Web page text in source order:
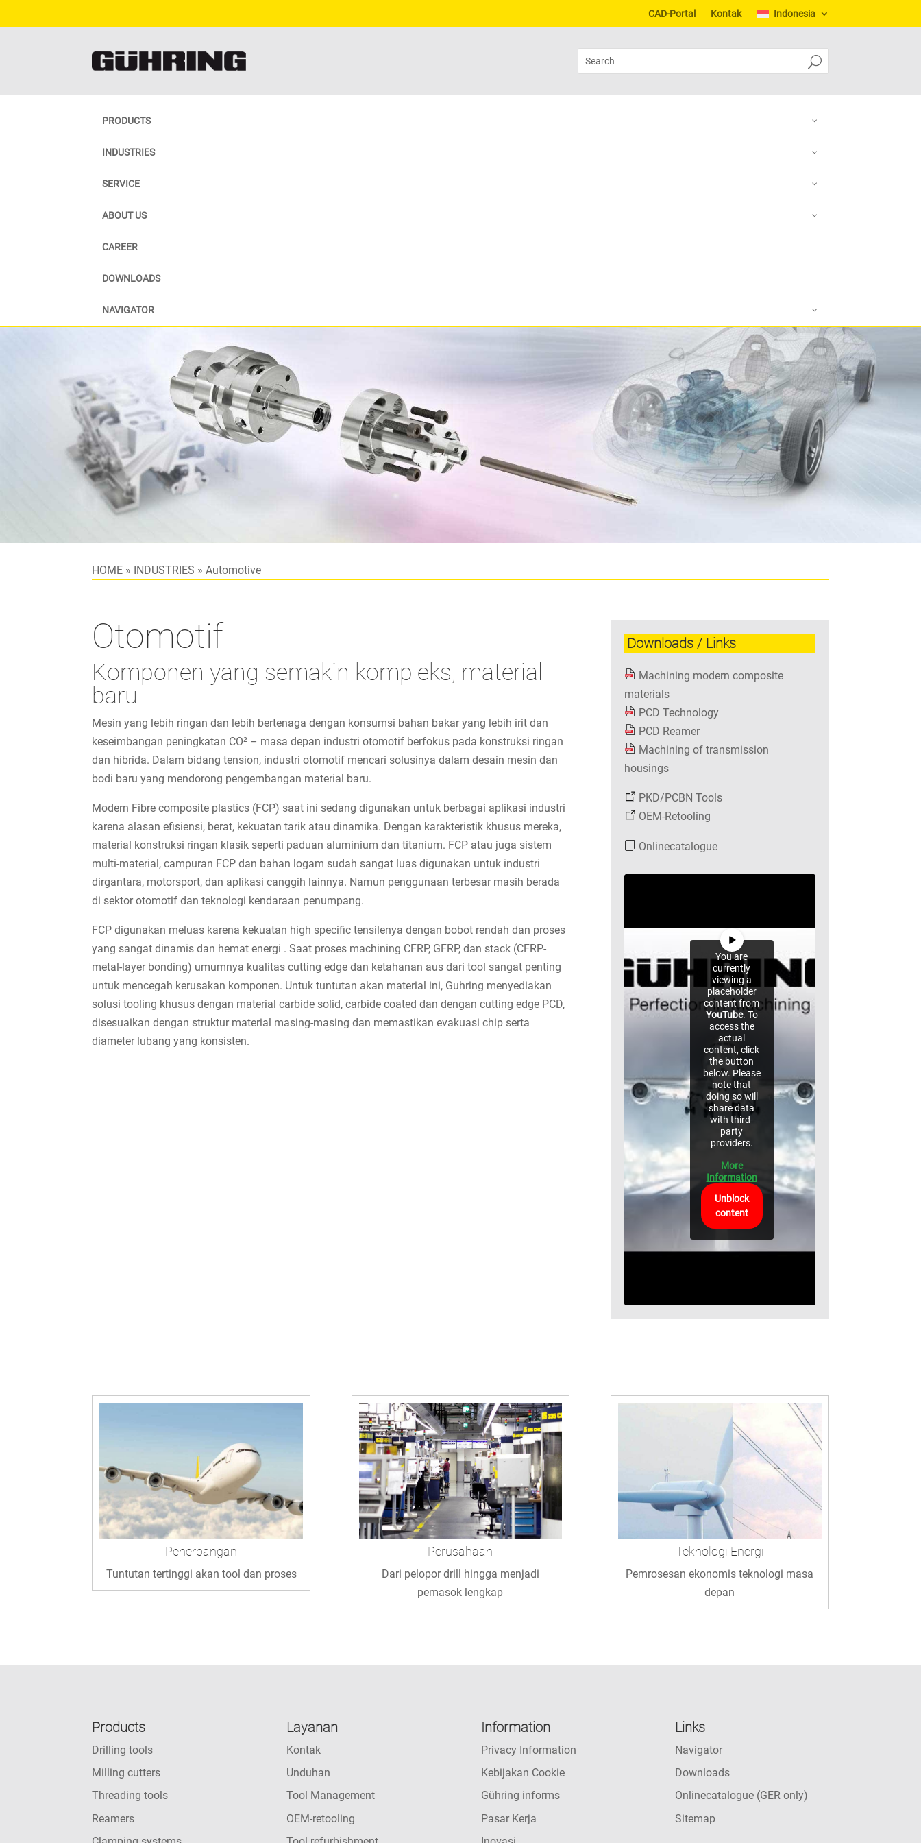
CAD-Portal Kontak Indonesia
PRODUCTS
INDUSTRIES
SERVICE
ABOUT US
CAREER
DOWNLOADS
NAVIGATOR
HOME » INDUSTRIES »Automotive
Otomotif
Komponen yang semakin kompleks, material
baru
Mesin yang lebih ringan dan lebih bertenaga dengan konsumsi bahan bakar yang lebih irit dan
keseimbangan peningkatan CO² – masa depan industri otomotif berfokus pada konstruksi ringan
dan hibrida. Dalam bidang tension, industri otomotif mencari solusinya dalam desain mesin dan
bodi baru yang mendorong pengembangan material baru.
Modern Fibre composite plastics (FCP) saat ini sedang digunakan untuk berbagai aplikasi industri
karena alasan efisiensi, berat, kekuatan tarik atau dinamika. Dengan karakteristik khusus mereka,
material konstruksi ringan klasik seperti paduan aluminium dan titanium. FCP atau juga sistem
multi-material, campuran FCP dan bahan logam sudah sangat luas digunakan untuk industri
dirgantara, motorsport, dan aplikasi canggih lainnya. Namun penggunaan terbesar masih berada
di sektor otomotif dan teknologi kendaraan penumpang.
FCP digunakan meluas karena kekuatan high specific tensilenya dengan bobot rendah dan proses
yang sangat dinamis dan hemat energi . Saat proses machining CFRP, GFRP, dan stack (CFRP-
metal-layer bonding) umumnya kualitas cutting edge dan ketahanan aus dari tool sangat penting
untuk mencegah kerusakan komponen. Untuk tuntutan akan material ini, Guhring menyediakan
solusi tooling khusus dengan material carbide solid, carbide coated dan dengan cutting edge PCD,
disesuaikan dengan struktur material masing-masing dan memastikan evakuasi chip serta
diameter lubang yang konsisten.
Downloads / Links
Machining modern composite
materials
PCD Technology
PCD Reamer
Machining of transmission
housings
PKD/PCBN Tools
OEM-Retooling
Onlinecatalogue
You are
currently
viewing a
placeholder
content from
YouTube. To
access the
actual
content, click
the button
below. Please
note that
doing so will
share data
with third-
party
providers.
More
Information
Unblock
content
Penerbangan
Tuntutan tertinggi akan tool dan proses
Perusahaan
Dari pelopor drill hingga menjadi
pemasok lengkap
Teknologi Energi
Pemrosesan ekonomis teknologi masa
depan
Products
Drilling tools
Milling cutters
Threading tools
Reamers
Layanan
Kontak
Unduhan
Tool Management
OEM-retooling
Information
Privacy Information
Kebijakan Cookie
Gühring informs
Pasar Kerja
Links
Navigator
Downloads
Onlinecatalogue (GER only)
Sitemap